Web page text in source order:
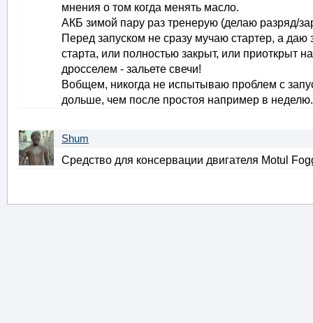
мнения о том когда менять масло.
АКБ зимой пару раз тренерую (делаю разряд/
Перед запуском не сразу мучаю стартер, а
старта, или полностью закрыт, или приоткрыт
дросселем - зальете свечи!
Вобщем, никогда не испытываю проблем с
дольше, чем после простоя например в неделю.
Shum
Средство для консервации двигателя Motul